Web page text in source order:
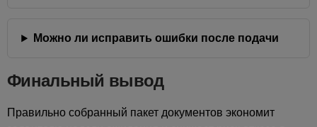
Можно ли исправить ошибки после подачи
Финальный вывод
Правильно собранный пакет документов экономит